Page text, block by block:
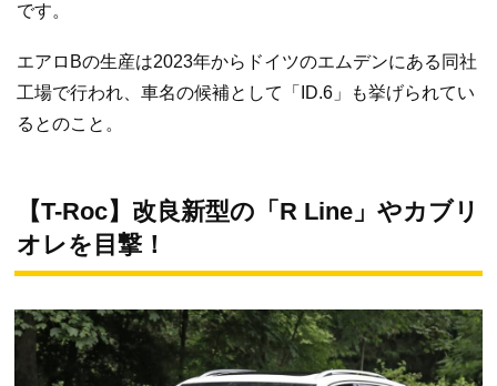
です。
エアロBの生産は2023年からドイツのエムデンにある同社
工場で行われ、車名の候補として「ID.6」も挙げられてい
るとのこと。
【T-Roc】改良新型の「R Line」やカブリ
オレを目撃！